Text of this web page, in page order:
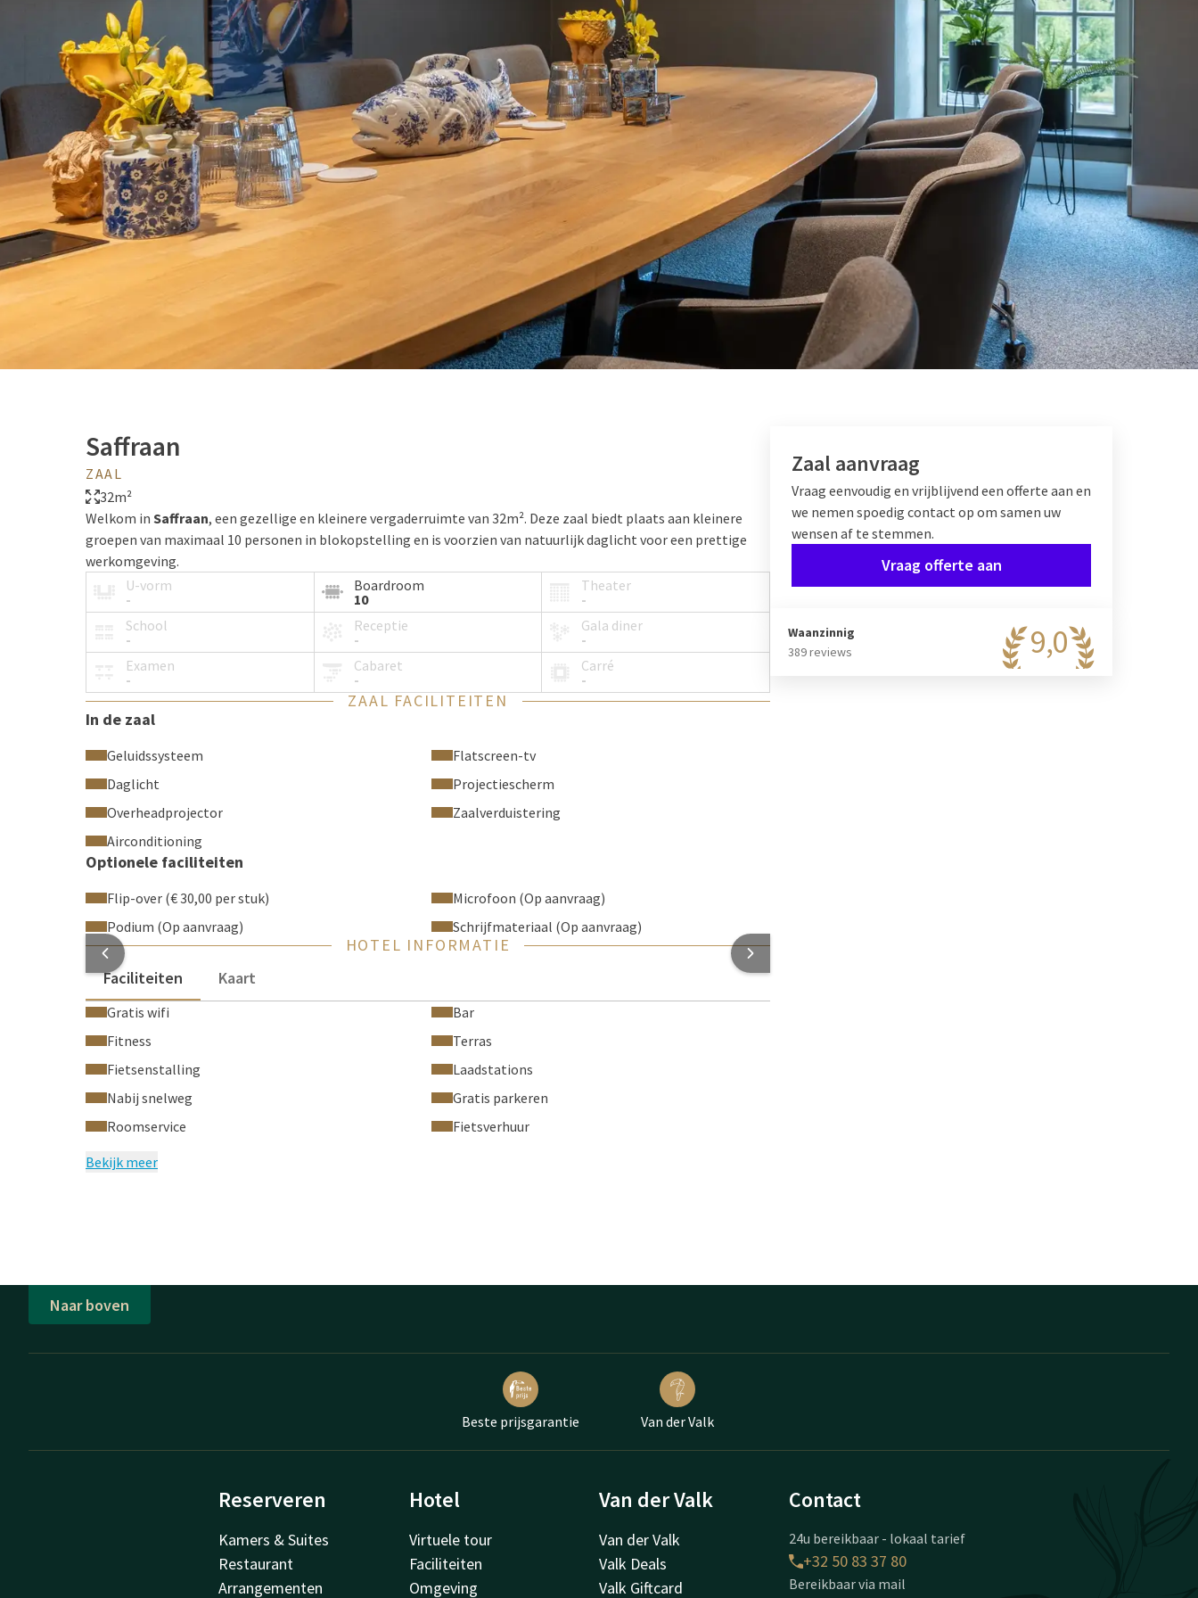
Saffraan
ZAAL
32m²
Welkom in Saffraan, een gezellige en kleinere vergaderruimte van 32m². Deze zaal biedt plaats aan kleinere
groepen van maximaal 10 personen in blokopstelling en is voorzien van natuurlijk daglicht voor een prettige
werkomgeving.
U-vorm
-
Boardroom
10
Theater
-
School
-
Receptie
-
Gala diner
-
Examen
-
Cabaret
-
Carré
-
ZAAL FACILITEITEN
In de zaal
Geluidssysteem
Flatscreen-tv
Daglicht
Projectiescherm
Overheadprojector
Zaalverduistering
Airconditioning
Optionele faciliteiten
Flip-over (€ 30,00 per stuk)
Microfoon (Op aanvraag)
Podium (Op aanvraag)
Schrijfmateriaal (Op aanvraag)
Zaal aanvraag
Vraag eenvoudig en vrijblijvend een offerte aan en
we nemen spoedig contact op om samen uw
wensen af te stemmen.
Vraag offerte aan
9,0
Waanzinnig
389 reviews
HOTEL INFORMATIE
Faciliteiten
Kaart
Gratis wifi
Bar
Fitness
Terras
Fietsenstalling
Laadstations
Nabij snelweg
Gratis parkeren
Roomservice
Fietsverhuur
Bekijk meer
Naar boven
Beste prijsgarantie Van der Valk
Reserveren
Kamers & Suites
Restaurant
Arrangementen
Hotel
Virtuele tour
Faciliteiten
Omgeving
Van der Valk
Van der Valk
Valk Deals
Valk Giftcard
Contact
24u bereikbaar - lokaal tarief
+32 50 83 37 80
Bereikbaar via mail